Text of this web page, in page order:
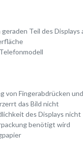
Teil des
von Fingerabdrücken
das Bild nicht
des Displays nicht
benötigt wird